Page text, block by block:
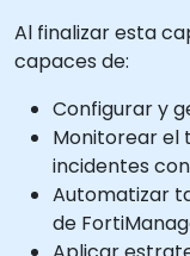
Al finalizar esta
capaces de:
Configurar y
Monitorear el
incidentes
Automatizar
de